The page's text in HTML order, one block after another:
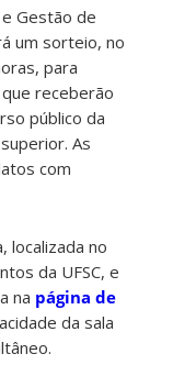
Gestão de
um sorteio, no
para
receberão
público da
As
com
localizada no
da UFSC, e
na página de
da sala